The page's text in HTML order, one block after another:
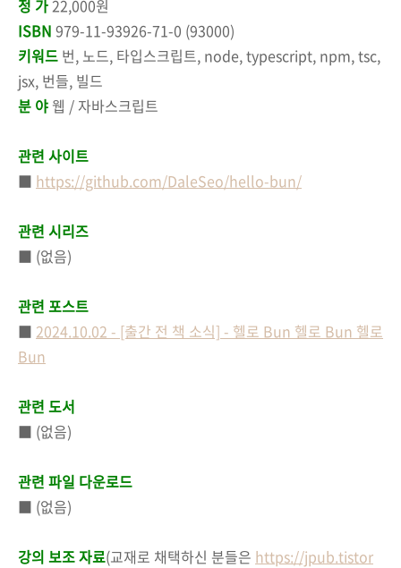
정 가22,000원
ISBN 979-11-93926-71-0 (93000)
키워드 번, 노드, 타입스크립트, node, typescript, npm, tsc,
jsx, 번들, 빌드
분 야 웹 / 자바스크립트
관련 사이트
■ https://github.com/DaleSeo/hello-bun/
관련 시리즈
■ (없음)
관련 포스트
■ 2024.10.02 - [출간 전 책 소식] - 헬로 Bun 헬로 Bun 헬로
Bun
관련 도서
■ (없음)
관련 파일 다운로드
■ (없음)
강의 보조 자료(교재로 채택하신 분들은 https://jpub.tistor